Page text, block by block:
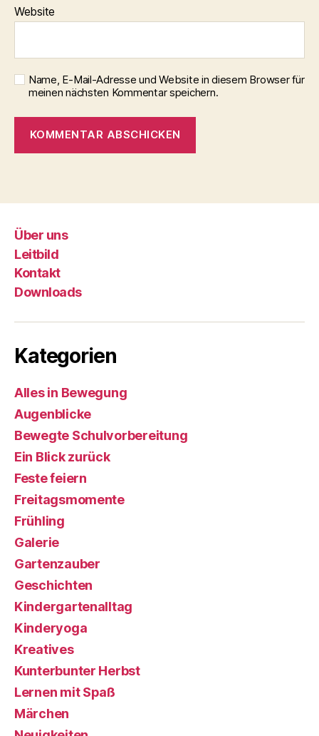
Website
Name, E-Mail-Adresse und Website in diesem Browser für
meinen nächsten Kommentar speichern.
Über uns
Leitbild
Kontakt
Downloads
Kategorien
Alles in Bewegung
Augenblicke
Bewegte Schulvorbereitung
Ein Blick zurück
Feste feiern
Freitagsmomente
Frühling
Galerie
Gartenzauber
Geschichten
Kindergartenalltag
Kinderyoga
Kreatives
Kunterbunter Herbst
Lernen mit Spaß
Märchen